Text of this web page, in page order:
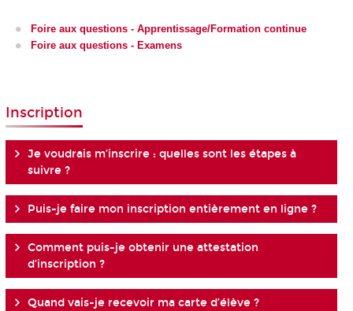
Foire aux questions - Apprentissage/Formation continue
Foire aux questions - Examens
Inscription
Je voudrais m’inscrire : quelles sont les étapes à
suivre ?
Puis-je faire mon inscription entièrement en ligne ?
Comment puis-je obtenir une attestation
d’inscription ?
Quand vais-je recevoir ma carte d’élève ?